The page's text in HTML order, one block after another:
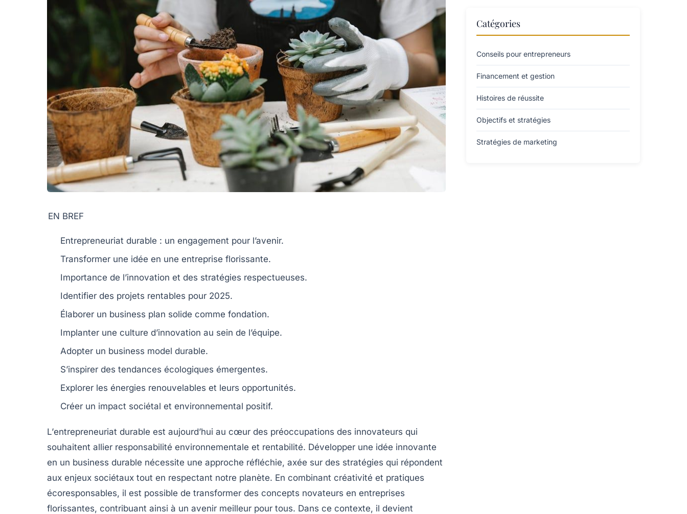
EN BREF
Entrepreneuriat durable : un engagement pour l’avenir.
Transformer une idée en une entreprise florissante.
Importance de l’innovation et des stratégies respectueuses.
Identifier des projets rentables pour 2025.
Élaborer un business plan solide comme fondation.
Implanter une culture d’innovation au sein de l’équipe.
Adopter un business model durable.
S’inspirer des tendances écologiques émergentes.
Explorer les énergies renouvelables et leurs opportunités.
Créer un impact sociétal et environnemental positif.
L’entrepreneuriat durable est aujourd’hui au cœur des préoccupations des innovateurs qui
souhaitent allier responsabilité environnementale et rentabilité. Développer une idée innovante
en un business durable nécessite une approche réfléchie, axée sur des stratégies qui répondent
aux enjeux sociétaux tout en respectant notre planète. En combinant créativité et pratiques
écoresponsables, il est possible de transformer des concepts novateurs en entreprises
florissantes, contribuant ainsi à un avenir meilleur pour tous. Dans ce contexte, il devient
Catégories
Conseils pour entrepreneurs
Financement et gestion
Histoires de réussite
Objectifs et stratégies
Stratégies de marketing